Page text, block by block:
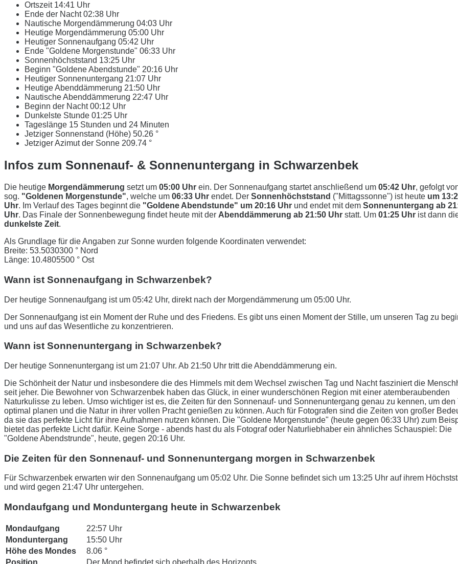
Ortszeit 14:41 Uhr
Ende der Nacht02:38 Uhr
Nautische Morgendämmerung 04:03 Uhr
Heutige Morgendämmerung 05:00 Uhr
Heutiger Sonnenaufgang 05:42 Uhr
Ende "Goldene Morgenstunde" 06:33 Uhr
Sonnenhöchststand 13:25 Uhr
Beginn "Goldene Abendstunde" 20:16 Uhr
Heutiger Sonnenuntergang 21:07 Uhr
Heutige Abenddämmerung 21:50 Uhr
Nautische Abenddämmerung 22:47 Uhr
Beginn der Nacht00:12 Uhr
Dunkelste Stunde 01:25 Uhr
Tageslänge 15 Stunden und 24 Minuten
Jetziger Sonnenstand (Höhe) 50.26 °
Jetziger Azimut der Sonne 209.74 °
Infos zum Sonnenauf- & Sonnenuntergang in Schwarzenbek
Die heutige Morgendämmerung setzt um 05:00 Uhr ein. Der Sonnenaufgang startet anschließend um 05:42 Uhr, gefolgt
sog. "Goldenen Morgenstunde", welche um 06:33 Uhr endet. Der Sonnenhöchststand ("Mittagssonne") ist heute um
Uhr. Im Verlauf des Tages beginnt die "Goldene Abendstunde" um 20:16 Uhr und endet mit dem Sonnenuntergang ab
Uhr. Das Finale der Sonnenbewegung findet heute mit der Abenddämmerung ab 21:50 Uhr statt. Um 01:25 Uhr ist dann
dunkelste Zeit.
Als Grundlage für die Angaben zur Sonne wurden folgende Koordinaten verwendet:
Breite: 53.5030300 ° Nord
Länge: 10.4805500 ° Ost
Wann ist Sonnenaufgang in Schwarzenbek?
Der heutige Sonnenaufgang ist um 05:42 Uhr, direkt nach der Morgendämmerung um 05:00 Uhr.
Der Sonnenaufgang ist ein Moment der Ruhe und des Friedens. Es gibt uns einen Moment der Stille, um unseren Tag zu
und uns auf das Wesentliche zu konzentrieren.
Wann ist Sonnenuntergang in Schwarzenbek?
Der heutige Sonnenuntergang ist um 21:07 Uhr. Ab 21:50 Uhr tritt die Abenddämmerung ein.
Die Schönheit der Natur und insbesondere die des Himmels mit dem Wechsel zwischen Tag und Nacht fasziniert die
seit jeher. Die Bewohner von Schwarzenbek haben das Glück, in einer wunderschönen Region mit einer atemberaubenden
Naturkulisse zu leben. Umso wichtiger ist es, die Zeiten für den Sonnenauf- und Sonnenuntergang genau zu kennen, um den
optimal planen und die Natur in ihrer vollen Pracht genießen zu können. Auch für Fotografen sind die Zeiten von großer
da sie das perfekte Licht für ihre Aufnahmen nutzen können. Die "Goldene Morgenstunde" (heute gegen 06:33 Uhr) zum
bietet das perfekte Licht dafür. Keine Sorge - abends hast du als Fotograf oder Naturliebhaber ein ähnliches Schauspiel: Die
"Goldene Abendstrunde", heute, gegen 20:16 Uhr.
Die Zeiten für den Sonnenauf- und Sonnenuntergang morgen in Schwarzenbek
Für Schwarzenbek erwarten wir den Sonnenaufgang um 05:02 Uhr. Die Sonne befindet sich um 13:25 Uhr auf ihrem
und wird gegen 21:47 Uhr untergehen.
Mondaufgang und Monduntergang heute in Schwarzenbek
Mondaufgang
22:57 Uhr
Monduntergang
15:50 Uhr
Höhe des Mondes
8.06 °
Position
Der Mond befindet sich oberhalb des Horizonts